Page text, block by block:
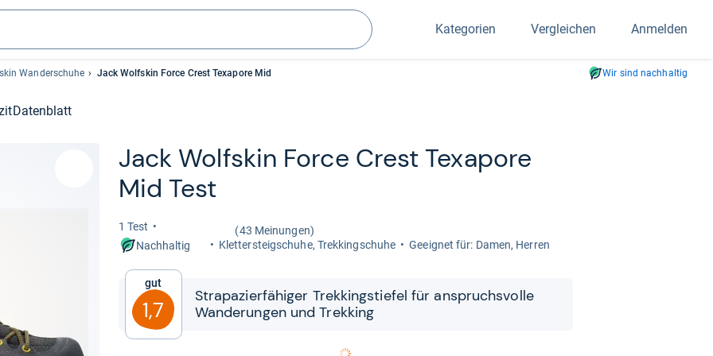
Suchen
Kategorien Vergleichen Anmelden
Wanderschuhe Jack Wolfskin Force Crest Texapore Mid Wir sind nachhaltig
Datenblatt
Jack Wolf­skin Force Crest Texa­pore
Mid Test
1 Test
(43 Meinungen)
Nachhaltig
Klet­ter­steig­schuhe, Trek­kingschuhe Geeig­net für: Damen, Her­ren
Gut
1,7
Stra­pa­zier­fä­hi­ger Trek­kings­tie­fel für anspruchs­volle
Wan­de­run­gen und Trek­king